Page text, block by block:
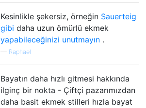
Kesinlikle şekersiz, örneğin Sauerteig
gibi daha uzun ömürlü ekmek
yapabileceğinizi unutmayın .
— Raphael
Bayatın daha hızlı gitmesi hakkında
ilginç bir nokta - Çiftçi pazarımızdan
daha basit ekmek stilleri hızla bayat